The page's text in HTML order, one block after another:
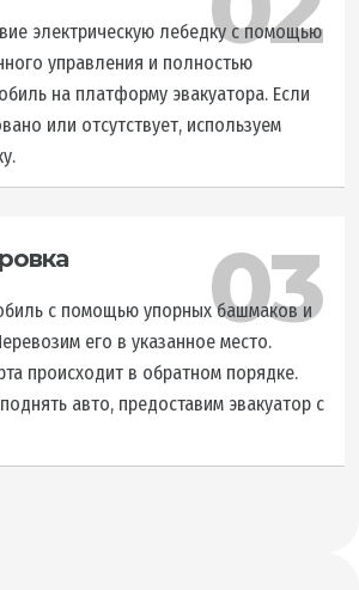
электрическую лебедку с помощью
управления и полностью
на платформу эвакуатора. Если
или отсутствует, используем
03
с помощью упорных башмаков и
его в указанное место.
происходит в обратном порядке.
авто, предоставим эвакуатор с